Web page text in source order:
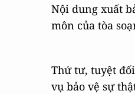
Nội dung xuất
môn của tòa
Thứ tư, tuyệt
vụ bảo vệ sự